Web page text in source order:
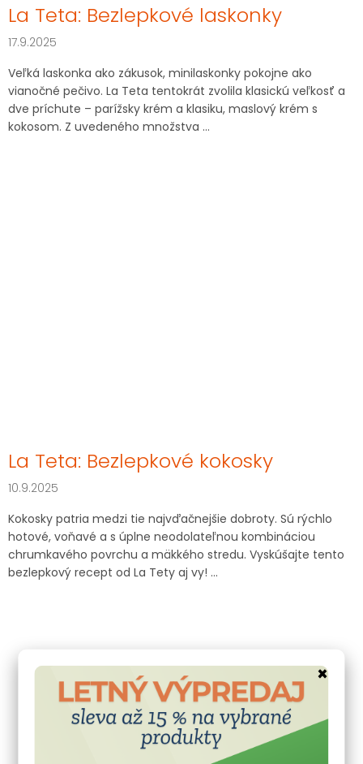
La Teta: Bezlepkové laskonky
17.9.2025
Veľká laskonka ako zákusok, minilaskonky pokojne ako
vianočné pečivo. La Teta tentokrát zvolila klasickú veľkosť a
dve príchute – parížsky krém a klasiku, maslový krém s
kokosom. Z uvedeného množstva ...
La Teta: Bezlepkové kokosky
10.9.2025
Kokosky patria medzi tie najvďačnejšie dobroty. Sú rýchlo
hotové, voňavé a s úplne neodolateľnou kombináciou
chrumkavého povrchu a mäkkého stredu. Vyskúšajte tento
bezlepkový recept od La Tety aj vy! ...
×